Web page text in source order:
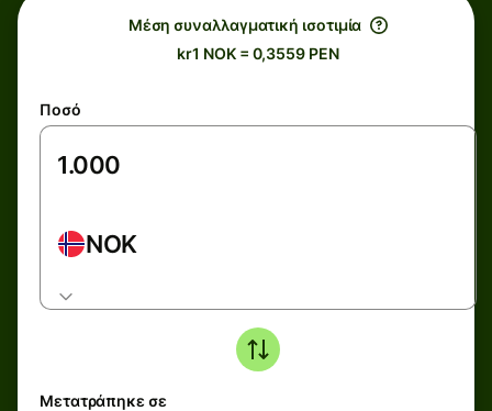
Μέση συναλλαγματική ισοτιμία
kr1 NOK = 0,3559 PEN
Ποσό
NOK
Μετατράπηκε σε